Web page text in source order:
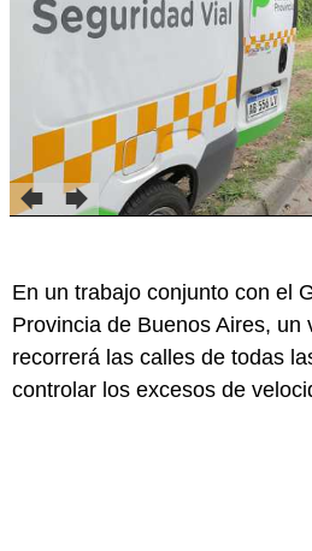
En un trabajo conjunto con el
Provincia de Buenos Aires, un
recorrerá las calles de todas
controlar los excesos de